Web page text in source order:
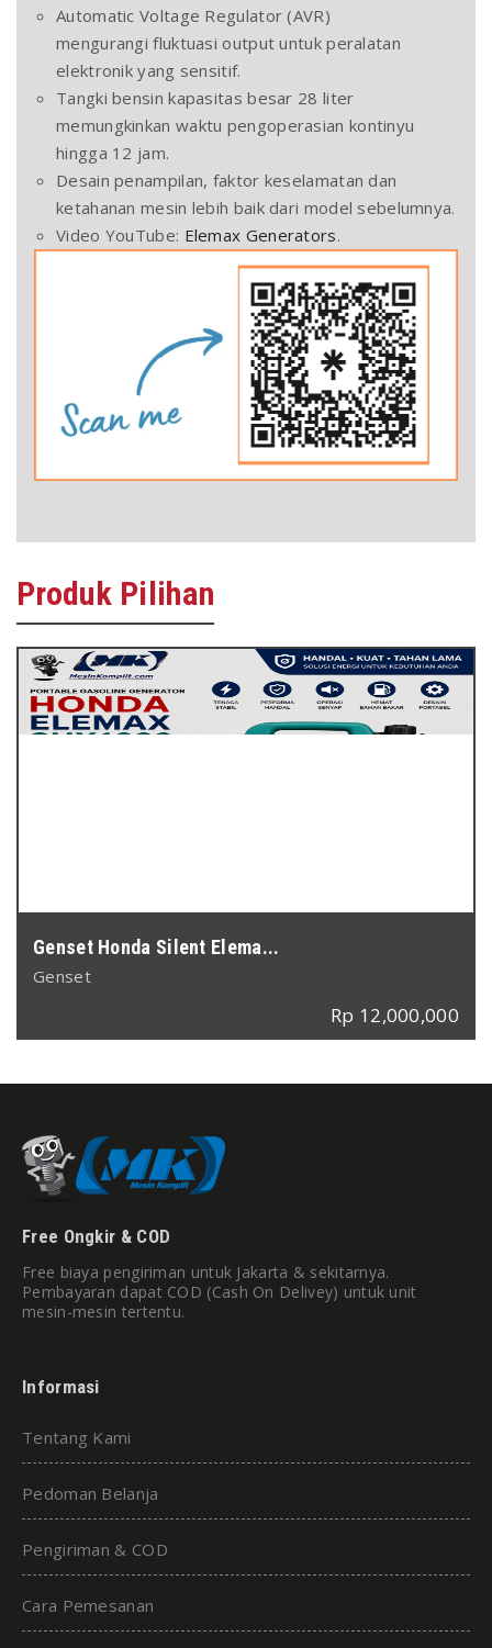
Automatic Voltage Regulator (AVR)
mengurangi fluktuasi output untuk peralatan
elektronik yang sensitif.
Tangki bensin kapasitas besar 28 liter
memungkinkan waktu pengoperasian kontinyu
hingga 12 jam.
Desain penampilan, faktor keselamatan dan
ketahanan mesin lebih baik dari model sebelumnya.
Video YouTube: Elemax Generators.
Produk Pilihan
Genset Honda Silent Elema...
Genset
Rp 12,000,000
Free Ongkir & COD
Free biaya pengiriman untuk Jakarta & sekitarnya.
Pembayaran dapat COD (Cash On Delivey) untuk unit
mesin-mesin tertentu.
Informasi
Tentang Kami
Pedoman Belanja
Pengiriman & COD
Cara Pemesanan